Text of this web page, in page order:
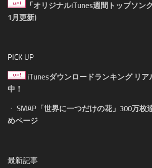
「オリジナルiTunes週間トップソン
1月更新)
PICK UP
iTunesダウンロードランキング リ
中！
・ SMAP「世界に一つだけの花」300万枚
めページ
最新記事